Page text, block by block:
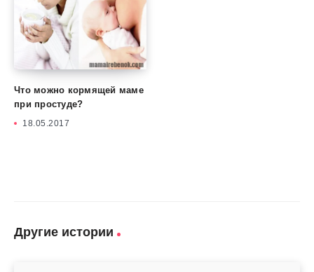
Что можно кормящей маме
при простуде?
18.05.2017
Другие истории